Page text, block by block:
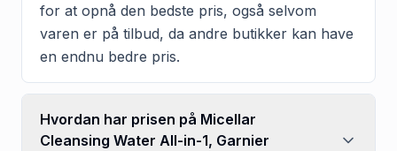
for at opnå den bedste pris, også selvom
varen er på tilbud, da andre butikker kan have
en endnu bedre pris.
Hvordan har prisen på Micellar
Cleansing Water All-in-1, Garnier